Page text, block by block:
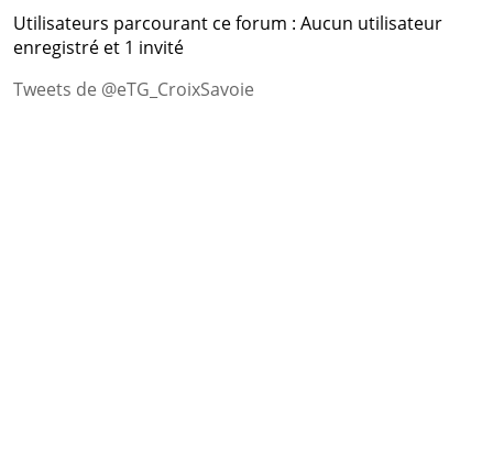
Utilisateurs parcourant ce forum : Aucun utilisateur
enregistré et 1 invité
Tweets de @eTG_CroixSavoie